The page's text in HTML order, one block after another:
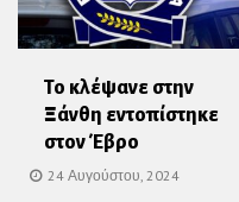
Το κλέψανε στην
Ξάνθη εντοπίστηκε
στον Έβρο
24 Αυγούστου, 2024